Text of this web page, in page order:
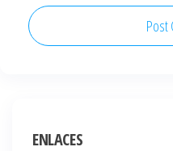
ENLACES